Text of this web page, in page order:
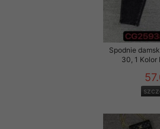
Spodnie
30, 1 Kolor